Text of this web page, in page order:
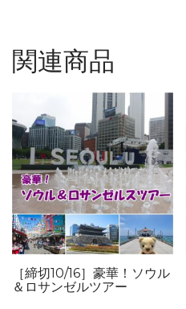
関連商品
［締切10/16］豪華！ソウル
＆ロサンゼルツアー